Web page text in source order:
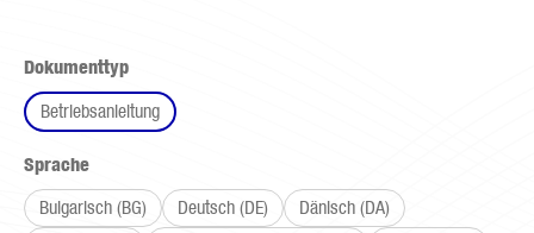
Dokumenttypauswählen
Betriebsanleitung
Spracheauswählen
Bulgarisch (BG)
Deutsch (DE)
Dänisch (DA)